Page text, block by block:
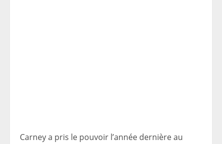
Carney a pris le pouvoir l’année dernière au